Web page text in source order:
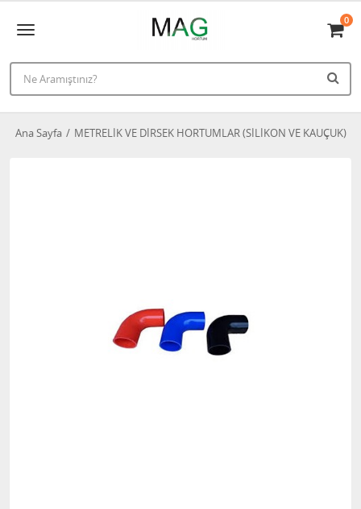
0
Ana Sayfa METRELİK VE DİRSEK HORTUMLAR (SİLİKON VE KAUÇUK)